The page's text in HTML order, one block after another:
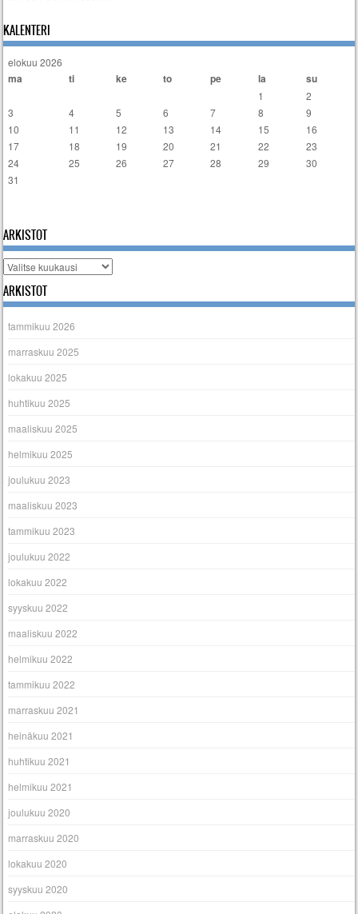
KALENTERI
elokuu 2026
ma ti ke to pe la su
1
2
3
4 5 6 7 8
9
10
11 12 13 14 15
16
17
18 19 20 21 22
23
24
25 26 27 28 29
30
31
ARKISTOT
Arkistot
ARKISTOT
tammikuu 2026
marraskuu 2025
lokakuu 2025
huhtikuu 2025
maaliskuu 2025
helmikuu 2025
joulukuu 2023
maaliskuu 2023
tammikuu 2023
joulukuu 2022
lokakuu 2022
syyskuu 2022
maaliskuu 2022
helmikuu 2022
tammikuu 2022
marraskuu 2021
heinäkuu 2021
huhtikuu 2021
helmikuu 2021
joulukuu 2020
marraskuu 2020
lokakuu 2020
syyskuu 2020